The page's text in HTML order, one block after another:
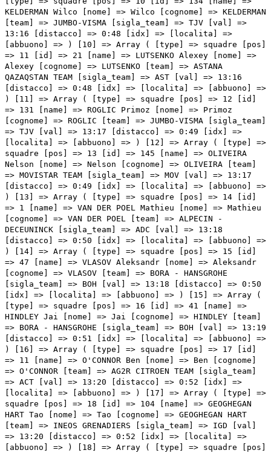
KELDERMAN Wilco [nome] => Wilco [cognome] => KELDERMAN
[team] => JUMBO-VISMA [sigla_team] => TJV [val] =>
13:16 [distacco] => 0:48 [idx] => [localita] =>
[abbuono] => ) [10] => Array ( [type] => squadre [pos]
=> 11 [id] => 21 [name] => LUTSENKO Alexey [nome] =>
Alexey [cognome] => LUTSENKO [team] => ASTANA
QAZAQSTAN TEAM [sigla_team] => AST [val] => 13:16
[distacco] => 0:48 [idx] => [localita] => [abbuono] =>
) [11] => Array ( [type] => squadre [pos] => 12 [id]
=> 131 [name] => ROGLIC Primoz [nome] => Primoz
[cognome] => ROGLIC [team] => JUMBO-VISMA [sigla_team]
=> TJV [val] => 13:17 [distacco] => 0:49 [idx] =>
[localita] => [abbuono] => ) [12] => Array ( [type] =>
squadre [pos] => 13 [id] => 145 [name] => OLIVEIRA
Nelson [nome] => Nelson [cognome] => OLIVEIRA [team]
=> MOVISTAR TEAM [sigla_team] => MOV [val] => 13:17
[distacco] => 0:49 [idx] => [localita] => [abbuono] =>
) [13] => Array ( [type] => squadre [pos] => 14 [id]
=> 1 [name] => VAN DER POEL Mathieu [nome] => Mathieu
[cognome] => VAN DER POEL [team] => ALPECIN -
DECEUNINCK [sigla_team] => ADC [val] => 13:18
[distacco] => 0:50 [idx] => [localita] => [abbuono] =>
) [14] => Array ( [type] => squadre [pos] => 15 [id]
=> 47 [name] => VLASOV Aleksandr [nome] => Aleksandr
[cognome] => VLASOV [team] => BORA - HANSGROHE
[sigla_team] => BOH [val] => 13:18 [distacco] => 0:50
[idx] => [localita] => [abbuono] => ) [15] => Array (
[type] => squadre [pos] => 16 [id] => 41 [name] =>
HINDLEY Jai [nome] => Jai [cognome] => HINDLEY [team]
=> BORA - HANSGROHE [sigla_team] => BOH [val] => 13:19
[distacco] => 0:51 [idx] => [localita] => [abbuono] =>
) [16] => Array ( [type] => squadre [pos] => 17 [id]
=> 11 [name] => O'CONNOR Ben [nome] => Ben [cognome]
=> O'CONNOR [team] => AG2R CITROEN TEAM [sigla_team]
=> ACT [val] => 13:20 [distacco] => 0:52 [idx] =>
[localita] => [abbuono] => ) [17] => Array ( [type] =>
squadre [pos] => 18 [id] => 104 [name] => GEOGHEGAN
HART Tao [nome] => Tao [cognome] => GEOGHEGAN HART
[team] => INEOS GRENADIERS [sigla_team] => IGD [val]
=> 13:20 [distacco] => 0:52 [idx] => [localita] =>
[abbuono] => ) [18] => Array ( [type] => squadre [pos]